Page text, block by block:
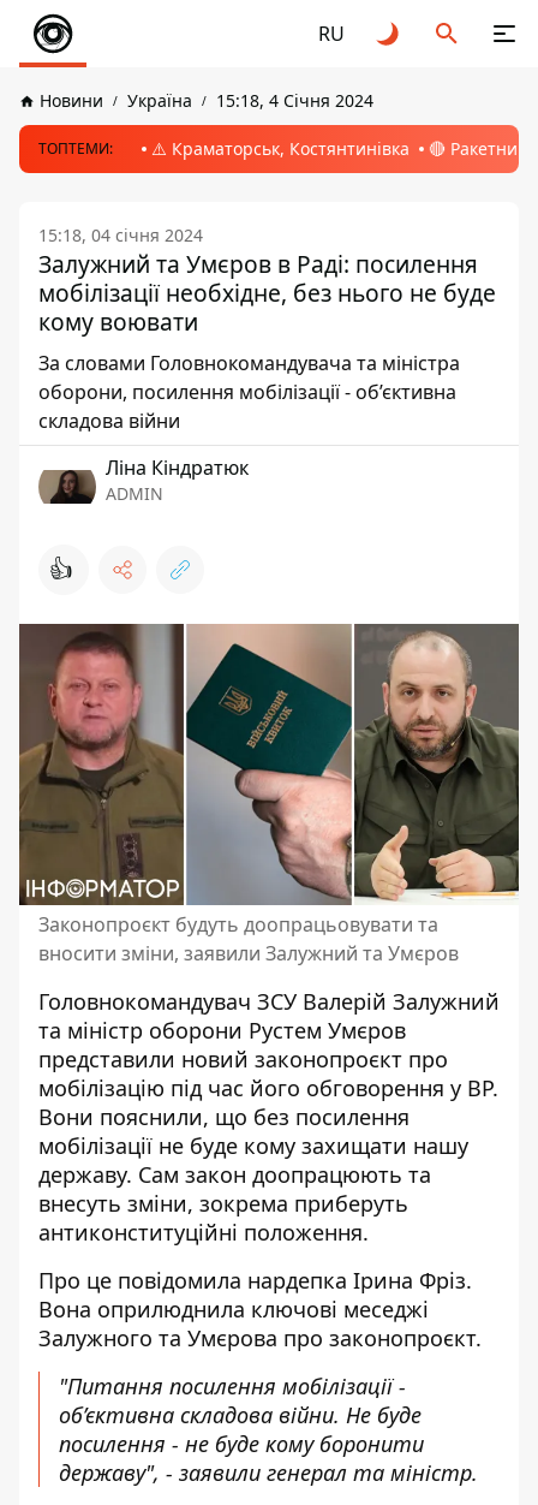
RU
Новини Україна 15:18, 4 Січня 2024
ТОПТЕМИ: ⚠️ Краматорськ, Костянтинівка 🔴 Ракетний
15:18, 04 січня 2024
Залужний та Умєров в Раді: посилення
мобілізації необхідне, без нього не буде
кому воювати
За словами Головнокомандувача та міністра
оборони, посилення мобілізації - об’єктивна
складова війни
Ліна Кіндратюк
ADMIN
👍
Законопроєкт будуть доопрацьовувати та
вносити зміни, заявили Залужний та Умєров
Головнокомандувач ЗСУ Валерій Залужний
та міністр оборони Рустем Умєров
представили новий законопроєкт про
мобілізацію під час його обговорення у ВР.
Вони пояснили, що без посилення
мобілізації не буде кому захищати нашу
державу. Сам закон доопрацюють та
внесуть зміни, зокрема приберуть
антиконституційні положення.
Про це повідомила нардепка Ірина Фріз.
Вона оприлюднила ключові меседжі
Залужного та Умєрова про законопроєкт.
"Питання посилення мобілізації -
об’єктивна складова війни. Не буде
посилення - не буде кому боронити
державу", - заявили генерал та міністр.